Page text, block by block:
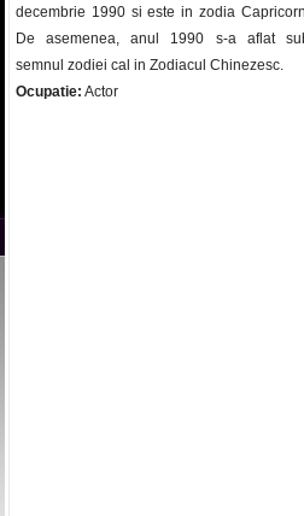
decembrie 1990 si este in zodia
De asemenea, anul 1990 s-a aflat
semnul zodiei cal in Zodiacul Chinezesc.
Ocupatie: Actor